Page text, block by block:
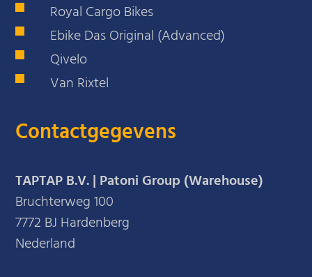
Royal Cargo Bikes
Ebike Das Original (Advanced)
Qivelo
Van Rixtel
Contactgegevens
TAPTAP B.V. | Patoni Group (Warehouse)
Bruchterweg 100
7772 BJ Hardenberg
Nederland